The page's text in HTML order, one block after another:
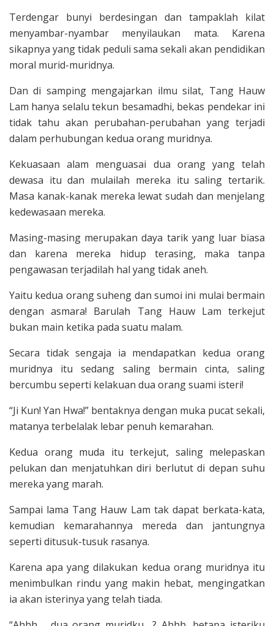
Terdengar bunyi berdesingan dan tampaklah kilat
menyambar-nyambar menyilaukan mata. Karena
sikapnya yang tidak peduli sama sekali akan pendidikan
moral mu­rid-muridnya.
Dan di samping mengajar­kan ilmu silat, Tang Hauw
Lam hanya selalu tekun besamadhi, bekas pendekar ini
tidak tahu akan perubahan-perubahan yang terjadi
dalam perhubungan kedua orang muridnya.
Kekuasaan alam menguasai dua orang yang telah
dewasa itu dan mulailah mereka itu saling tertarik.
Masa kanak-kanak mereka lewat sudah dan menjelang
kedewasaan mereka.
Masing-masing merupakan daya tarik yang luar biasa
dan karena mereka hidup ter­asing, maka tanpa
pengawasan terjadilah hal yang tidak aneh.
Yaitu kedua orang suheng dan sumoi ini mulai bermain
de­ngan asmara! Barulah Tang Hauw Lam terkejut
bukan main ketika pada suatu malam.
Secara tidak sengaja ia mendapatkan kedua orang
muridnya itu sedang saling bermain cinta, saling
bercumbu seperti kelakuan dua orang suami isteri!
“Ji Kun! Yan Hwa!” bentaknya dengan muka pucat sekali,
matanya terbelalak lebar penuh kemarahan.
Kedua orang muda itu terkejut, saling melepaskan
pelukan dan menjatuhkan diri berlutut di depan suhu
mereka yang marah.
Sampai lama Tang Hauw Lam tak dapat berkata-kata,
kemudian kemarah­annya mereda dan jantungnya
seperti ditusuk-tusuk rasanya.
Karena apa yang dilakukan kedua orang muridnya itu
me­nimbulkan rindu yang makin hebat, mengingatkan
ia akan isterinya yang telah tiada.